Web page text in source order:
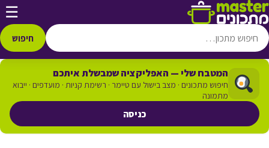
דלג לתוכן ☰
חיפוש
המטבח שלי — האפליקציה שמבשלת איתכם
חיפוש מתכונים · מצב בישול עם טיימר · רשימת קניות · מועדפים · ייבוא
מתמונה
כניסה